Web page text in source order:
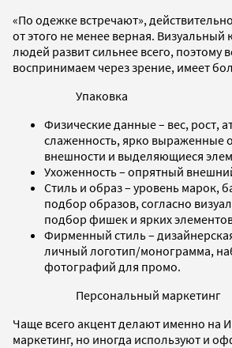
«По одежке встречают»,
от этого не менее верная. Визуальный
людей развит сильнее всего, поэтому
воспринимаем через зрение, имеет
Упаковка
Физические данные – вес, рост,
слаженность, ярко выраженные
внешности и выделяющиеся
Ухоженность – опрятный
Стиль и образ – уровень марок,
подбор образов, согласно
подбор фишек и ярких
Фирменный стиль –
личный логотип/монограмма,
фотографий для промо.
Персональный маркетинг
Чаще всего акцент делают именно на
маркетинг, но иногда используют и